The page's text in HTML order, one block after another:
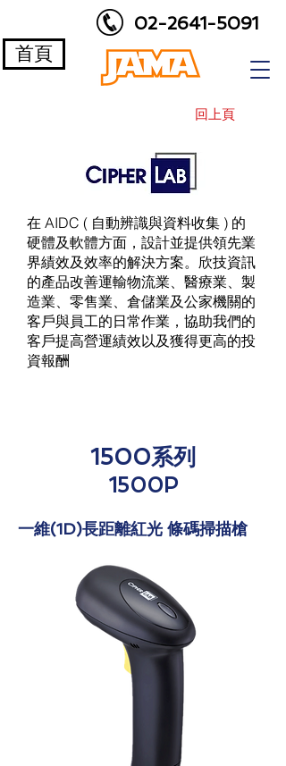
首頁
02-2641-5091
回上頁
在 AIDC ( 自動辨識與資料收集 ) 的
硬體及軟體方面，設計並提供領先業
界績效及效率的解決方案。欣技資訊
的產品改善運輸物流業、醫療業、製
造業、零售業、倉儲業及公家機關的
客戶與員工的日常作業，協助我們的
客戶提高營運績效以及獲得更高的投
資報酬
1500系列
1500P
​一維(1D)長距離紅光 條碼掃描槍